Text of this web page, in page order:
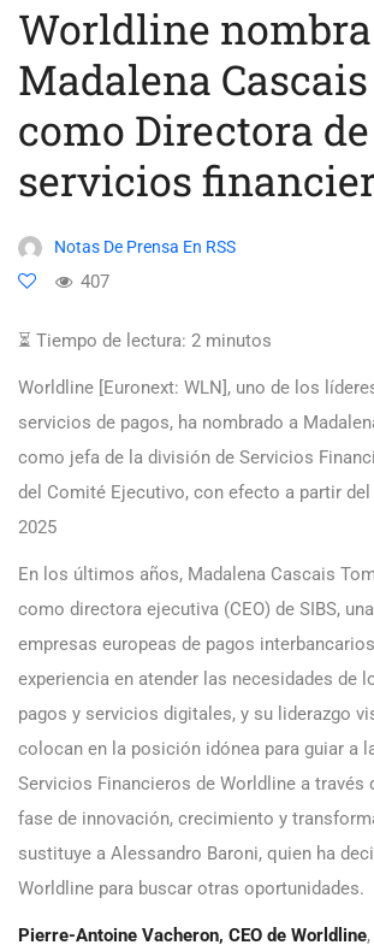
Worldline
Madalena
como Directora de
servicios
Notas De Prensa En RSS
407
⏳ Tiempo de lectura: 2 minutos
Worldline [Euronext: WLN], uno de los
servicios de pagos, ha nombrado a
como jefa de la división de Servicios
del Comité Ejecutivo, con efecto a partir
2025
En los últimos años, Madalena Cascais
como directora ejecutiva (CEO) de SIBS,
empresas europeas de pagos
experiencia en atender las necesidades de
pagos y servicios digitales, y su liderazgo
colocan en la posición idónea para guiar a
Servicios Financieros de Worldline a través
fase de innovación, crecimiento y
sustituye a Alessandro Baroni, quien ha
Worldline para buscar otras oportunidades.
Pierre-Antoine Vacheron, CEO de Worldline